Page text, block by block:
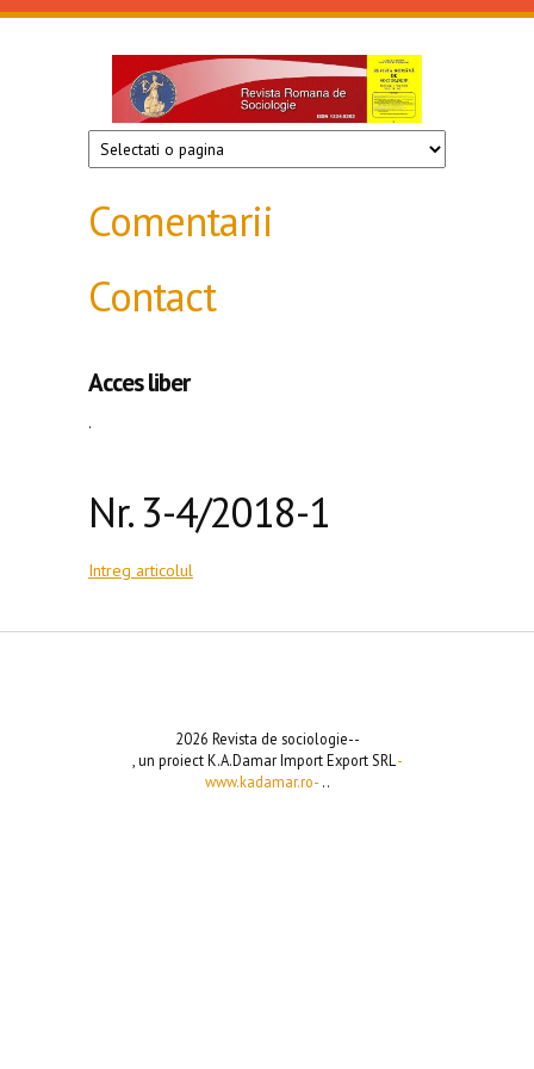
Mergi la conţinutul principal
Revista
de
sociologie
Comentarii
Contact
Acces liber
.
Nr. 3-4/2018-1
Intreg articolul
2026 Revista de sociologie--
, un proiect K.A.Damar Import Export SRL-
www.kadamar.ro- ..